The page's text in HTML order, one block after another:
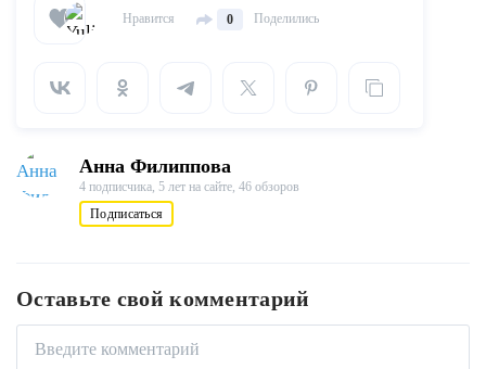
Нравится 0 Поделились
Анна Филиппова
4 подписчика, 5 лет на сайте, 46 обзоров
Подписаться
Оставьте свой комментарий